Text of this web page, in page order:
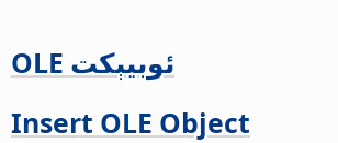
OLE ئوبيېكت
Insert OLE Object